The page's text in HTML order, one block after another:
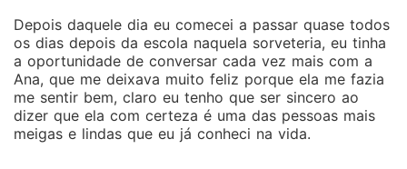
Depois daquele dia eu comecei a passar quase todos
os dias depois da escola naquela sorveteria, eu tinha
a oportunidade de conversar cada vez mais com a
Ana, que me deixava muito feliz porque ela me fazia
me sentir bem, claro eu tenho que ser sincero ao
dizer que ela com certeza é uma das pessoas mais
meigas e lindas que eu já conheci na vida.